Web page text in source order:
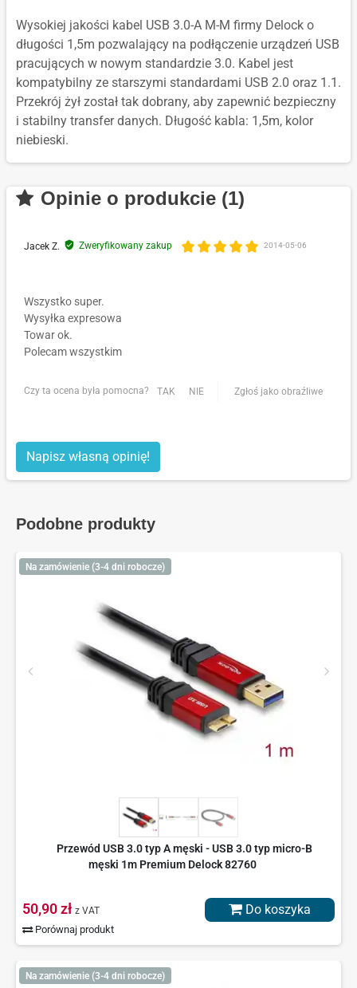
Wysokiej jakości kabel USB 3.0-A M-M firmy Delock o
długości 1,5m pozwalający na podłączenie urządzeń USB
pracujących w nowym standardzie 3.0. Kabel jest
kompatybilny ze starszymi standardami USB 2.0 oraz 1.1.
Przekrój żył został tak dobrany, aby zapewnić bezpieczny
i stabilny transfer danych. Długość kabla: 1,5m, kolor
niebieski.
Opinie o produkcie (1)
Jacek Z. Zweryfikowany zakup 2014-05-06
Wszystko super.
Wysyłka expresowa
Towar ok.
Polecam wszystkim
Czy ta ocena była pomocna? TAK NIE Zgłoś jako obraźliwe
Napisz własną opinię!
Podobne produkty
Na zamówienie (3-4 dni robocze)
Przewód USB 3.0 typ A męski - USB 3.0 typ micro-B
męski 1m Premium Delock 82760
50,90 zł z VAT
Porównaj produkt
Do koszyka
Na zamówienie (3-4 dni robocze)